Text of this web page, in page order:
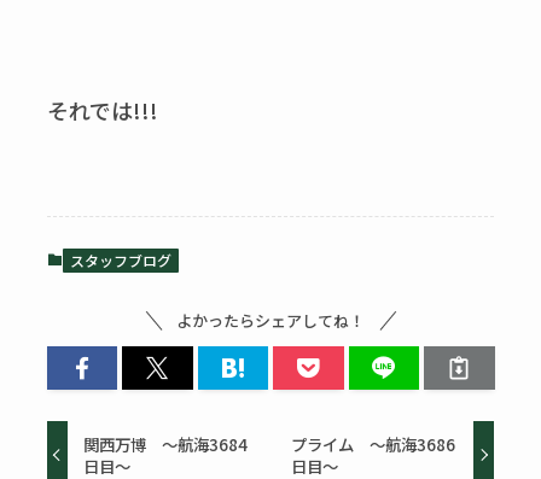
それでは!!!
スタッフブログ
よかったらシェアしてね！
関西万博 ～航海3684
日目～
プライム ～航海3686
日目～